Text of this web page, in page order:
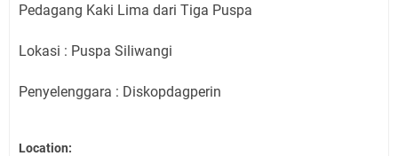
Pedagang Kaki Lima dari Tiga Puspa
Lokasi : Puspa Siliwangi
Penyelenggara : Diskopdagperin
Location: